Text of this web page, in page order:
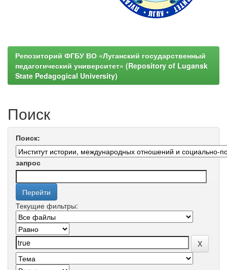
Репозиторий ФГБУ ВО «Луганский государственный
педагогический университет» (Repository of Lugansk
State Pedagogical University)
Поиск
Поиск:
запрос
Текущие фильтры: